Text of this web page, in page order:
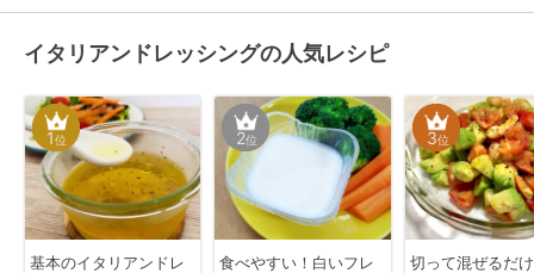
イタリアンドレッシングの人気レシピ
1位
基本のイタリアンドレ
2位
食べやすい！白いフレ
3位
切って混ぜるだ